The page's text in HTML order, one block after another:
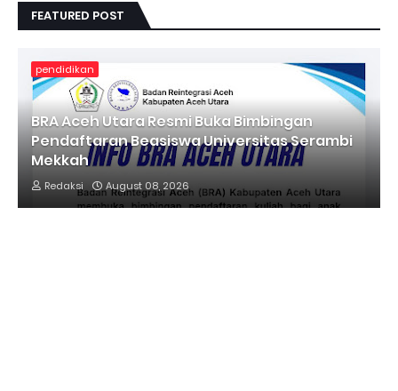
FEATURED POST
pendidikan
BRA Aceh Utara Resmi Buka Bimbingan
Pendaftaran Beasiswa Universitas Serambi
Mekkah
Redaksi August 08, 2026